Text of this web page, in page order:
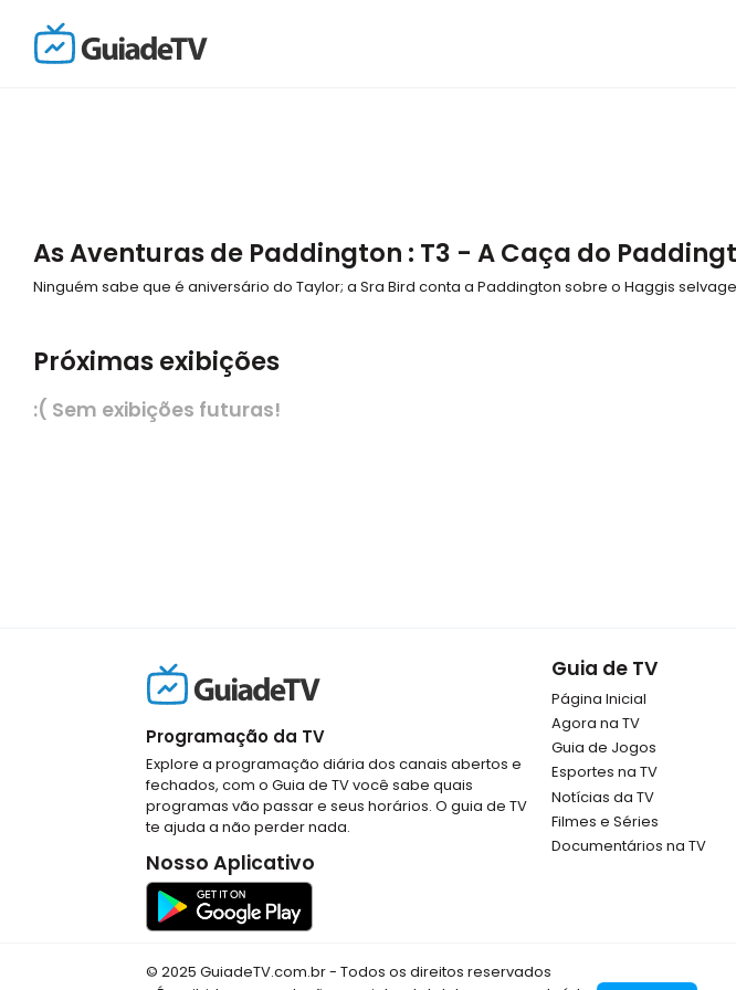
As Aventuras de Paddington : T3 - A Caça do
Ninguém sabe que é aniversário do Taylor; a Sra Bird conta a Paddington sobre o Haggis
Próximas exibições
:( Sem exibições futuras!
Programação da TV
Explore a programação diária dos canais abertos e
fechados, com o Guia de TV você sabe quais
programas vão passar e seus horários. O guia de TV
te ajuda a não perder nada.
Nosso Aplicativo
Guia de TV
Página Inicial
Agora na TV
Guia de Jogos
Esportes na TV
Notícias da TV
Filmes e Séries
Documentários na TV
© 2025 GuiadeTV.com.br - Todos os direitos reservados